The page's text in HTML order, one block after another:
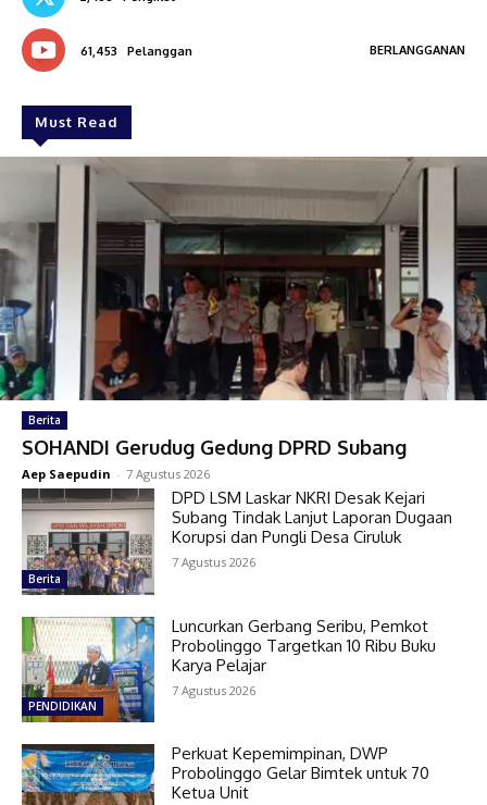
61,453 Pelanggan BERLANGGANAN
Must Read
Berita
SOHANDI Gerudug Gedung DPRD Subang
Aep Saepudin - 7 Agustus 2026
Berita
DPD LSM Laskar NKRI Desak Kejari
Subang Tindak Lanjut Laporan Dugaan
Korupsi dan Pungli Desa Ciruluk
7 Agustus 2026
PENDIDIKAN
Luncurkan Gerbang Seribu, Pemkot
Probolinggo Targetkan 10 Ribu Buku
Karya Pelajar
7 Agustus 2026
Perkuat Kepemimpinan, DWP
Probolinggo Gelar Bimtek untuk 70
Ketua Unit